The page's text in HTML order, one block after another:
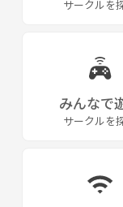
サークルを
みんなで
サークルを